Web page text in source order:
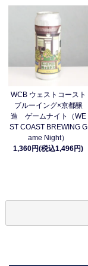
WCB ウェストコースト
ブルーイング×京都醸
造 ゲームナイト（WE
ST COAST BREWING G
ame Night）
1,360円(税込1,496円)